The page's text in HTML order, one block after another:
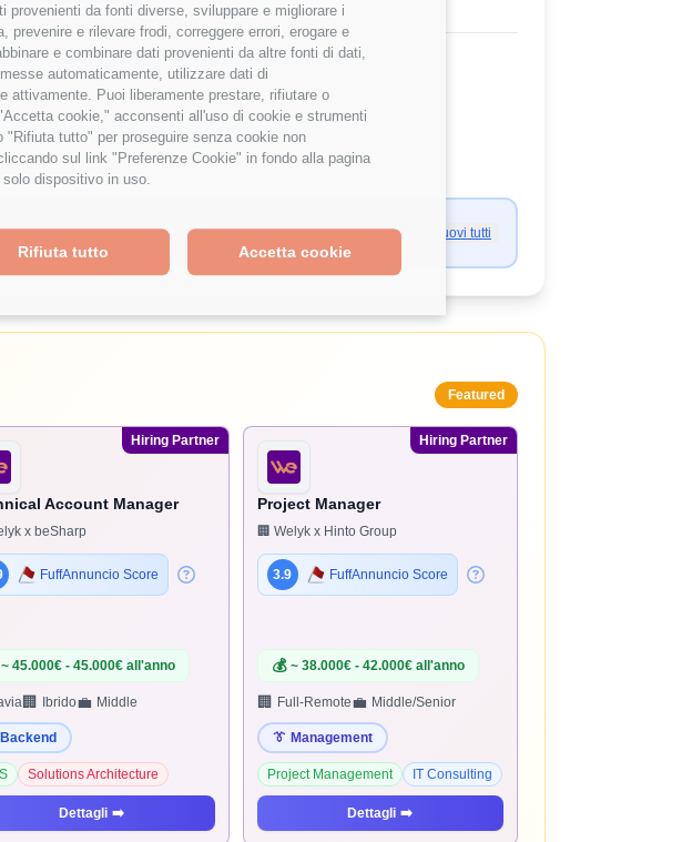
da fonti diverse, sviluppare e migliorare i
e rilevare frodi, correggere errori, erogare e
e combinare dati provenienti da altre fonti di dati,
automaticamente, utilizzare dati di
attivamente. Puoi liberamente prestare, rifiutare o
cookie," acconsenti all'uso di cookie e strumenti
tutto" per proseguire senza cookie non
sul link "Preferenze Cookie" in fondo alla pagina
dispositivo in uso.
Accetta cookie
Rifiuta tutto
Rimuovi tutti
Featured
Hiring Partner
Account Manager
x beSharp
FuffAnnuncio Score
~ 45.000€ - 45.000€ all'anno
🏢 Ibrido💼 Middle
Backend
Solutions Architecture
Dettagli ➡️
Hiring Partner
Project Manager
🏢 Welyk x Hinto Group
3.9 FuffAnnuncio Score
💰 ~ 38.000€ - 42.000€ all'anno
🏢 Full-Remote💼 Middle/Senior
👔 Management
Project Management IT Consulting
Dettagli ➡️